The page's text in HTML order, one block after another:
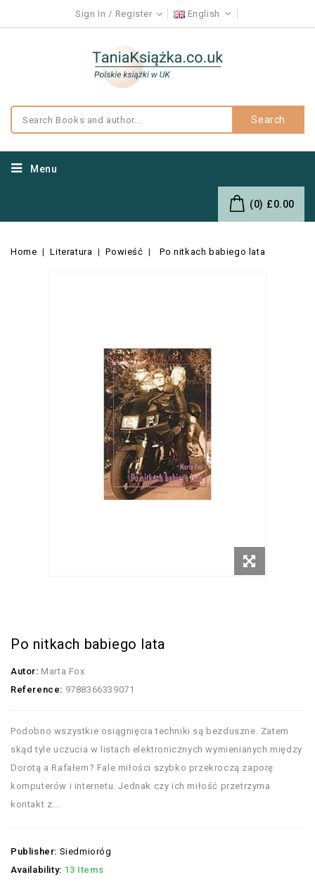
Sign In Register English
Search
Menu
(0) £0.00
Home Literatura Powieść Po nitkach babiego lata
Po nitkach babiego lata
Autor: Marta Fox
Reference: 9788366339071
Podobno wszystkie osiągnięcia techniki są bezduszne. Zatem
skąd tyle uczucia w listach elektronicznych wymienianych między
Dorotą a Rafałem? Fale miłości szybko przekroczą zaporę
komputerów i internetu. Jednak czy ich miłość przetrzyma
kontakt z...
Publisher: Siedmioróg
Availability: 13 Items